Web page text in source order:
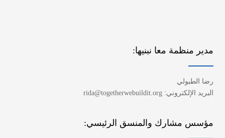
مدير منظمة معا نبنيها:
رضا الطبولي
البريد الإلكتروني: rida@togetherwebuildit.org
مؤسس مشارك والمنسق الرئيسي: